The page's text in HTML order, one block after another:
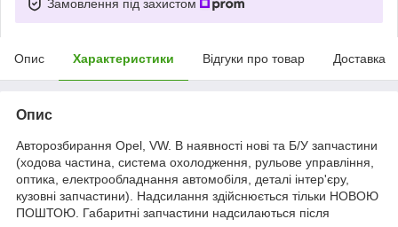
Замовлення під захистом
Опис Характеристики Відгуки про товар Доставка
Опис
Авторозбирання Opel, VW. В наявності нові та Б/У запчастини
(ходова частина, система охолодження, рульове управління,
оптика, електрообладнання автомобіля, деталі інтер'єру,
кузовні запчастини). Надсилання здійснюється тільки НОВОЮ
ПОШТОЮ. Габаритні запчастини надсилаються після